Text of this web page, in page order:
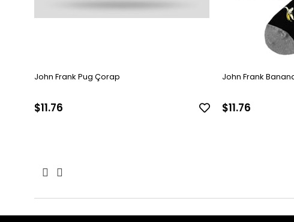
John Frank Pug Çorap
$11.76
John Frank
$11.76